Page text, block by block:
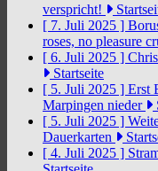
verspricht!
[ 7. Juli 2025 ]
roses, no pleasure
[ 6. Juli 2025 ]
Startseite
[ 5. Juli 2025 ] Erst
Marpingen nieder
[ 5. Juli 2025 ]
Dauerkarten
[ 4. Juli 2025 ]